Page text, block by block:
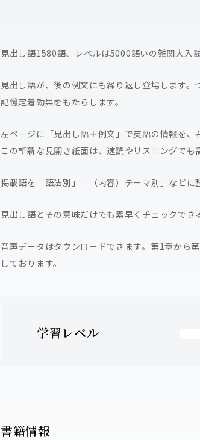
見出し語1580語、レベルは5000語いの難関大入
見出し語が、後の例文にも繰り返し登場します
記憶定着効果をもたらします。
左ページに「見出し語＋例文」で英語の情報を
この斬新な見開き紙面は、速読やリスニングでも
掲載語を「語法別」「（内容）テーマ別」などに
見出し語とその意味だけでも素早くチェックでき
音声データはダウンロードできます。第1章から
しております。
学習レベル
書籍情報